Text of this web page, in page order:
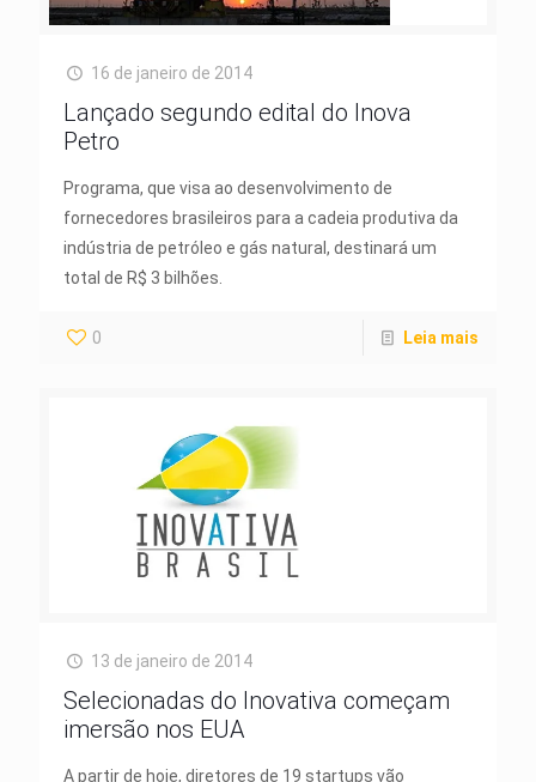
16 de janeiro de 2014
Lançado segundo edital do Inova
Petro
Programa, que visa ao desenvolvimento de
fornecedores brasileiros para a cadeia produtiva da
indústria de petróleo e gás natural, destinará um
total de R$ 3 bilhões.
0 Leia mais
13 de janeiro de 2014
Selecionadas do Inovativa começam
imersão nos EUA
A partir de hoje, diretores de 19 startups vão